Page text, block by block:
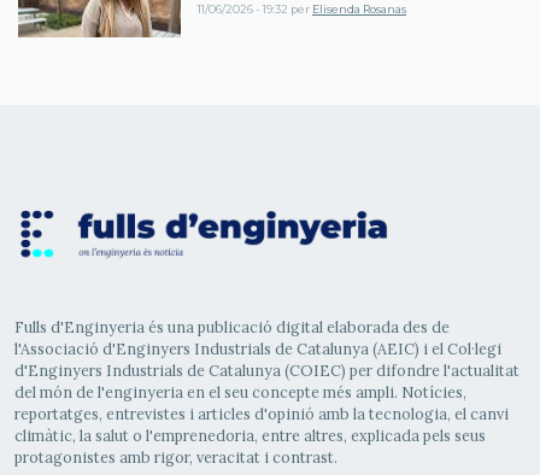
11/06/2026 - 19:32 per Elisenda Rosanas
Fulls d'Enginyeria és una publicació digital elaborada des de
l'Associació d'Enginyers Industrials de Catalunya (AEIC) i el Col·legi
d'Enginyers Industrials de Catalunya (COIEC) per difondre l'actualitat
del món de l'enginyeria en el seu concepte més ampli. Notícies,
reportatges, entrevistes i articles d'opinió amb la tecnologia, el canvi
climàtic, la salut o l'emprenedoria, entre altres, explicada pels seus
protagonistes amb rigor, veracitat i contrast.